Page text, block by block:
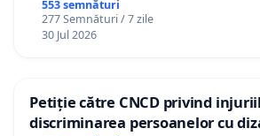
553 semnături
277 Semnături / 7 zile
30 Jul 2026
Petiție către CNCD privind
discriminarea persoanelor cu